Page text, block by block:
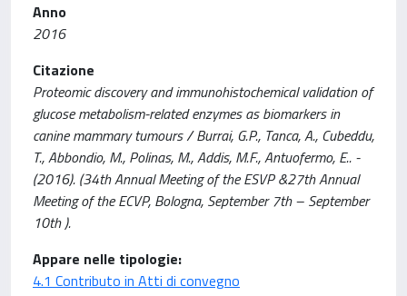
Anno
2016
Citazione
Proteomic discovery and immunohistochemical validation of
glucose metabolism-related enzymes as biomarkers in
canine mammary tumours / Burrai, G.P., Tanca, A., Cubeddu,
T., Abbondio, M., Polinas, M., Addis, M.F., Antuofermo, E.. -
(2016). (34th Annual Meeting of the ESVP &27th Annual
Meeting of the ECVP, Bologna, September 7th – September
10th ).
Appare nelle tipologie:
4.1 Contributo in Atti di convegno